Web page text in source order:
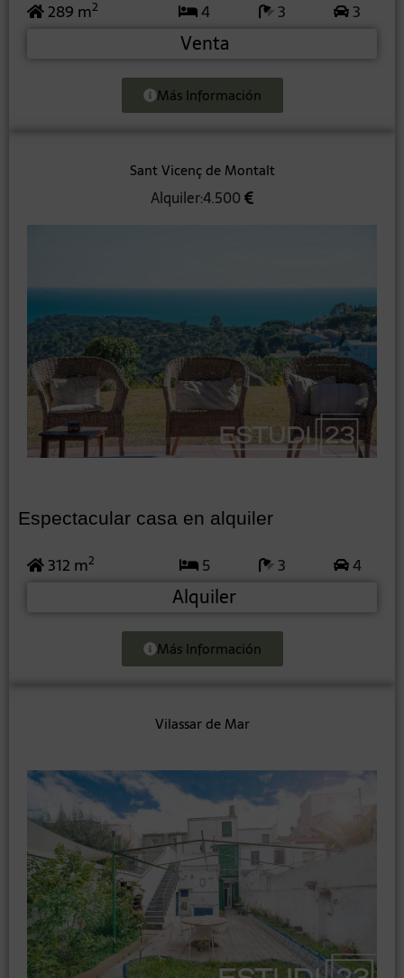
289 m2 4 3 3
Venta
Más Información
Sant Vicenç de Montalt
Alquiler:4.500
Espectacular casa en alquiler
312 m2 5 3 4
Alquiler
Más Información
Vilassar de Mar